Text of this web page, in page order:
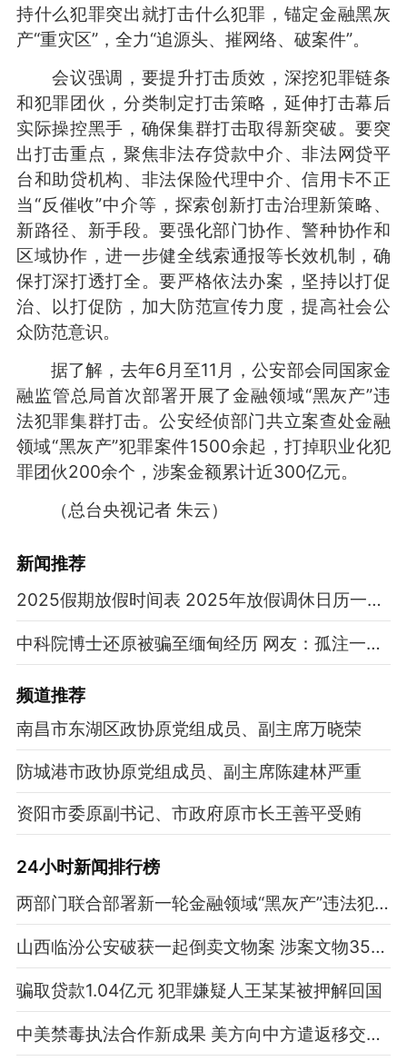
持什么犯罪突出就打击什么犯罪，锚定金融黑灰
产“重灾区”，全力“追源头、摧网络、破案件”。
会议强调，要提升打击质效，深挖犯罪链条
和犯罪团伙，分类制定打击策略，延伸打击幕后
实际操控黑手，确保集群打击取得新突破。要突
出打击重点，聚焦非法存贷款中介、非法网贷平
台和助贷机构、非法保险代理中介、信用卡不正
当“反催收”中介等，探索创新打击治理新策略、
新路径、新手段。要强化部门协作、警种协作和
区域协作，进一步健全线索通报等长效机制，确
保打深打透打全。要严格依法办案，坚持以打促
治、以打促防，加大防范宣传力度，提高社会公
众防范意识。
据了解，去年6月至11月，公安部会同国家金
融监管总局首次部署开展了金融领域“黑灰产”违
法犯罪集群打击。公安经侦部门共立案查处金融
领域“黑灰产”犯罪案件1500余起，打掉职业化犯
罪团伙200余个，涉案金额累计近300亿元。
（总台央视记者 朱云）
新闻推荐
2025假期放假时间表 2025年放假调休日历一览表
中科院博士还原被骗至缅甸经历 网友：孤注一掷现实版
频道推荐
南昌市东湖区政协原党组成员、副主席万晓荣
防城港市政协原党组成员、副主席陈建林严重
资阳市委原副书记、市政府原市长王善平受贿
24小时新闻排行榜
两部门联合部署新一轮金融领域“黑灰产”违法犯罪集群打击工作
山西临汾公安破获一起倒卖文物案 涉案文物350余件
骗取贷款1.04亿元 犯罪嫌疑人王某某被押解回国
中美禁毒执法合作新成果 美方向中方遣返移交一名涉毒逃犯